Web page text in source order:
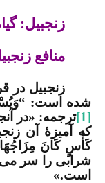
زنجبیل:
منافع
زنجبیل در
شده است:
[1]ترجمه: «در
كه آمیزۀ آن
كَأْسٍ كَانَ مِزَاجُهَا
شرابی را سر
است.»